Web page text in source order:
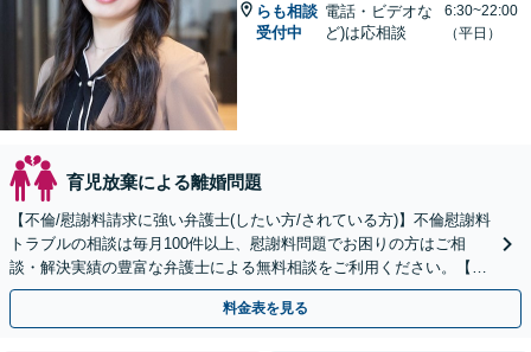
らも相談
受付中
電話・ビデオな
ど)は応相談
6:30~22:00
（平日）
育児放棄による離婚問題
【不倫/慰謝料請求に強い弁護士(したい方/されている方)】不倫慰謝料
トラブルの相談は毎月100件以上、慰謝料問題でお困りの方はご相
談・解決実績の豊富な弁護士による無料相談をご利用ください。【不
倫相談は初回0円】【全国対応】
料金表を見る